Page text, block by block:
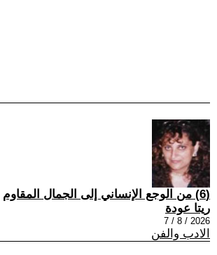
(6) من الوجع الإنساني إلى الجمال المقاوم
ريتا عودة
2026 / 8 / 7
الادب والفن